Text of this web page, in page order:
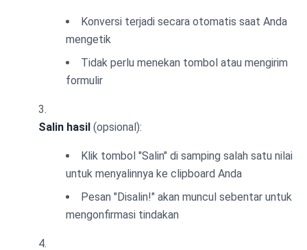
Konversi terjadi secara otomatis saat Anda
mengetik
Tidak perlu menekan tombol atau mengirim
formulir
Salin hasil (opsional):
Klik tombol "Salin" di samping salah satu nilai
untuk menyalinnya ke clipboard Anda
Pesan "Disalin!" akan muncul sebentar untuk
mengonfirmasi tindakan